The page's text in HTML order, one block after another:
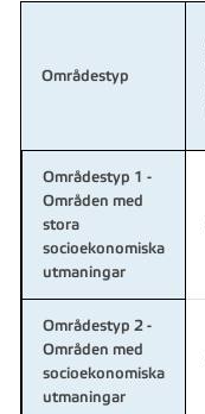
Områdestyp
Områdestyp 1 -
Områden med
stora
socioekonomiska
utmaningar
Områdestyp 2 -
Områden med
socioekonomiska
utmaningar